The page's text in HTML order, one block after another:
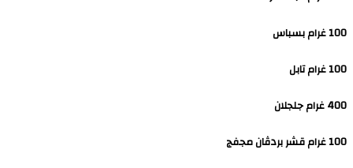
100 غرام بسباس
100 غرام تابل
400 غرام جلجلان
100 غرام قشر بردڤان مجفج